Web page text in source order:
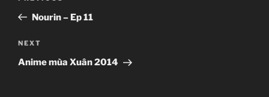
PostNourin – Ep 11
Next
Post
NEXT
Anime mùa Xuân 2014